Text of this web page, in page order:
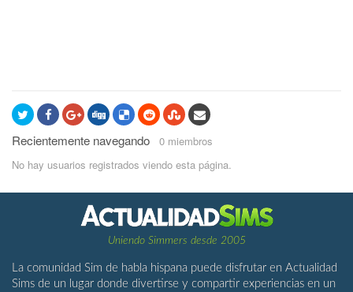
Recientemente navegando 0 miembros
No hay usuarios registrados viendo esta página.
Uniendo Simmers desde 2005
La comunidad Sim de habla hispana puede disfrutar en Actualidad
Sims de un lugar donde divertirse y compartir experiencias en un